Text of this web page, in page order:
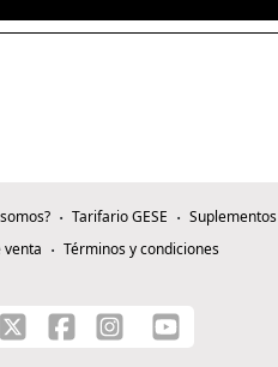
Tarifario GESE Suplementos
venta
Términos y condiciones